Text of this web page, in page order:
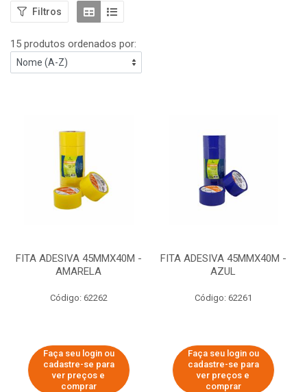
Filtros
15 produtos ordenados por:
FITA ADESIVA 45MMX40M -
AMARELA
Código: 62262
Faça seu login ou
cadastre-se para
ver preços e
comprar
FITA ADESIVA 45MMX40M -
AZUL
Código: 62261
Faça seu login ou
cadastre-se para
ver preços e
comprar